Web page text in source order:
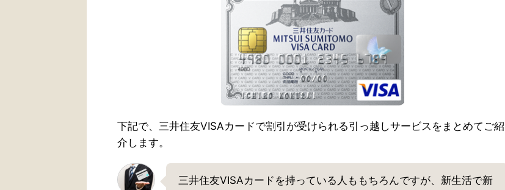
下記で、三井住友VISAカードで割引が受けられる引っ越しサービスをまとめてご紹
介します。
三井住友VISAカードを持っている人ももちろんですが、新生活で新